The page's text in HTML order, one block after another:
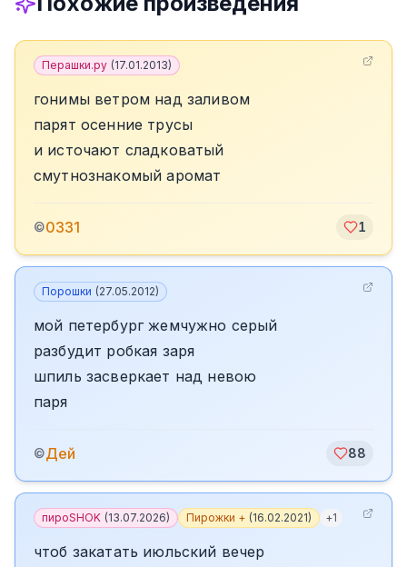
Перашки.ру (17.01.2013)
гонимы ветром над заливом
парят осенние трусы
и источают сладковатый
смутнознакомый аромат
©0331 1
Порошки (27.05.2012)
мой петербург жемчужно серый
разбудит робкая заря
шпиль засверкает над невою
паря
©Дей 88
пироSHOK (13.07.2026) Пирожки + (16.02.2021) +1
чтоб закатать июльский вечер